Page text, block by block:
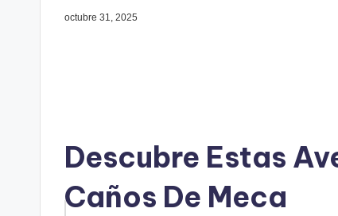
octubre 31, 2025
Descubre Estas
Caños De Meca